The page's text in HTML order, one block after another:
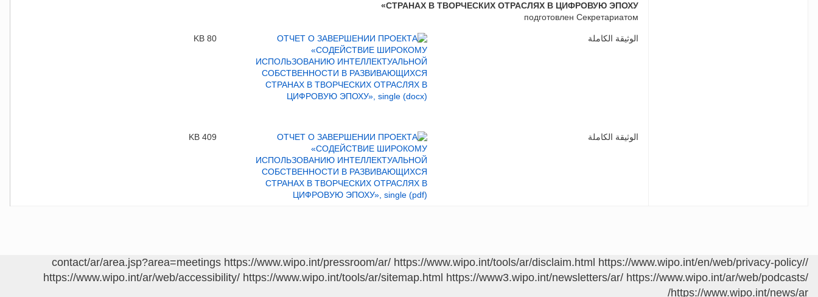
СТРАНАХ В ТВОРЧЕСКИХ ОТРАСЛЯХ В ЦИФРОВУЮ ЭПОХУ»
подготовлен Секретариатом
الوثيقة الكاملة 80 KB
الوثيقة الكاملة 409 KB
/contact/ar/area.jsp?area=meetings
https://www.wipo.int/pressroom/ar/ https://www.wipo.int/tools/ar/disclaim.html https://www.wipo.int/en/web/privacy-policy/
https://www.wipo.int/ar/web/accessibility/ https://www.wipo.int/tools/ar/sitemap.html https://www3.wipo.int/newsletters/ar/ https://www.wipo.int/ar/web/podcasts/
https://www.wipo.int/news/ar/